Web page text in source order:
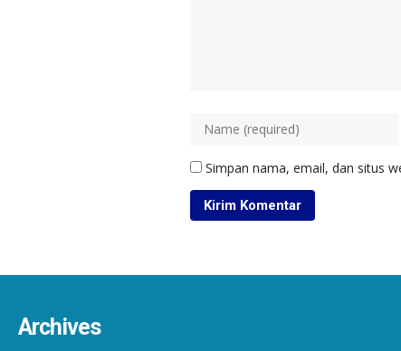
Simpan nama, email, dan situs
Archives